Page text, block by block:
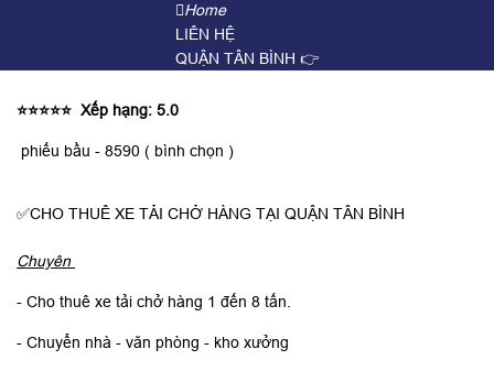
Home
LIÊN HỆ
QUẬN TÂN BÌNH 👉
⭐⭐⭐⭐⭐ Xếp hạng: 5.0
phiếu bầu - 8590 ( bình chọn )
✅CHO THUÊ XE TẢI CHỞ HÀNG TẠI QUẬN TÂN BÌNH
Chuyên
- Cho thuê xe tải chở hàng 1 đến 8 tấn.
- Chuyển nhà - văn phòng - kho xưởng